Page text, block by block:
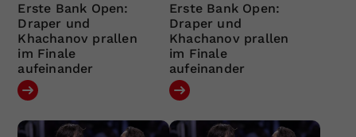
Erste Bank Open:
Draper und
Khachanov prallen
im Finale
aufeinander
Erste Bank Open:
Draper und
Khachanov prallen
im Finale
aufeinander